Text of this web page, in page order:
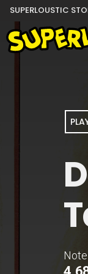
SUPERLOUSTIC